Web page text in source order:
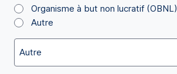
Organisme à but non lucratif (OBNL)
Autre